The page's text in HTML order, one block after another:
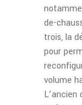
de-
trois, la
pour
volume